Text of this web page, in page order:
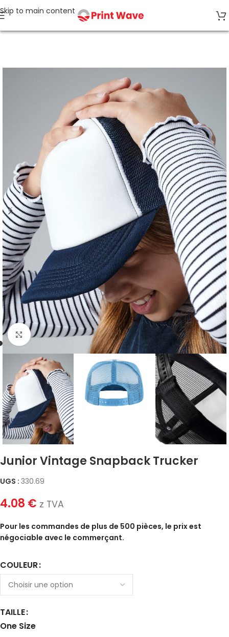
Skip to main content
Click to enlarge
Junior Vintage Snapback Trucker
UGS : 330.69
4.08 € z TVA
Pour les commandes de plus de 500 pièces, le prix est
négociable avec le commerçant.
COULEUR
TAILLE
One Size